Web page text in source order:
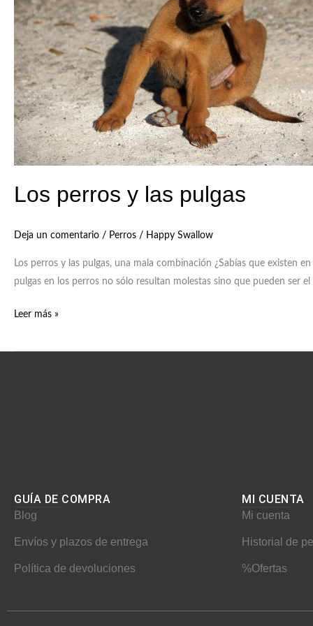
Los perros y las pulgas
Deja un comentario / Perros / Happy Swallow
Los perros y las pulgas, una mala combinación ¿Sabías que existen
pulgas en los perros no sólo resultan molestas sino que pueden ser
pulgas
Leer más »
GUÍA DE COMPRA
Blog
Envíos y plazos de entrega
Política de devoluciones
MI CUENTA​
Mi cuenta
Historial de
%Ofertas